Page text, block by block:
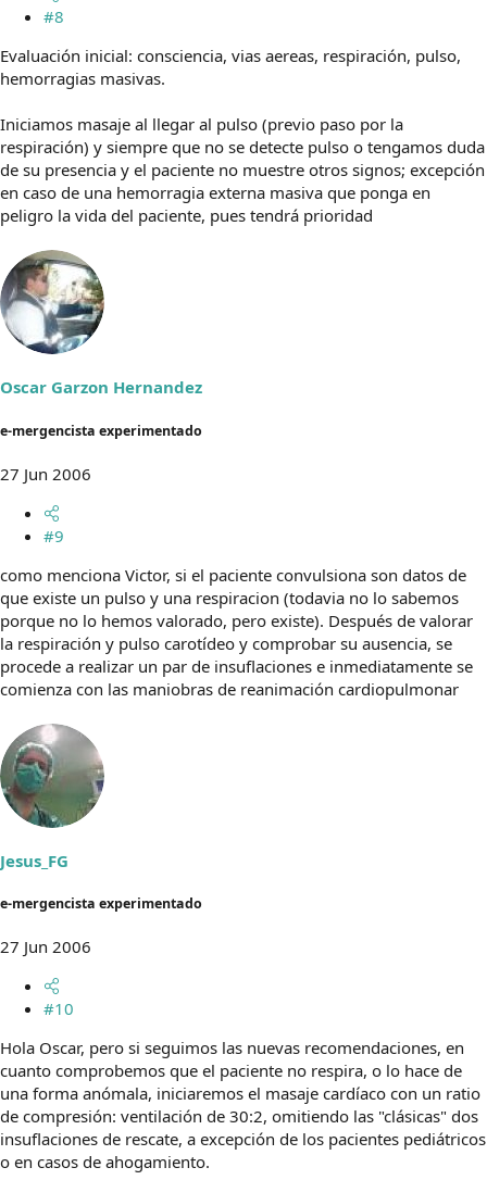
#8
Evaluación inicial: consciencia, vias aereas, respiración, pulso,
hemorragias masivas.
Iniciamos masaje al llegar al pulso (previo paso por la
respiración) y siempre que no se detecte pulso o tengamos duda
de su presencia y el paciente no muestre otros signos; excepción
en caso de una hemorragia externa masiva que ponga en
peligro la vida del paciente, pues tendrá prioridad
Oscar Garzon Hernandez
e-mergencista experimentado
27 Jun 2006
#9
como menciona Victor, si el paciente convulsiona son datos de
que existe un pulso y una respiracion (todavia no lo sabemos
porque no lo hemos valorado, pero existe). Después de valorar
la respiración y pulso carotídeo y comprobar su ausencia, se
procede a realizar un par de insuflaciones e inmediatamente se
comienza con las maniobras de reanimación cardiopulmonar
Jesus_FG
e-mergencista experimentado
27 Jun 2006
#10
Hola Oscar, pero si seguimos las nuevas recomendaciones, en
cuanto comprobemos que el paciente no respira, o lo hace de
una forma anómala, iniciaremos el masaje cardíaco con un ratio
de compresión: ventilación de 30:2, omitiendo las "clásicas" dos
insuflaciones de rescate, a excepción de los pacientes pediátricos
o en casos de ahogamiento.